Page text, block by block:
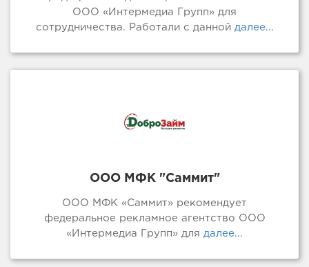
ООО «Интермедиа Групп» для
сотрудничества. Работали с даннойдалее...
ООО МФК "Саммит"
ООО МФК «Саммит» рекомендует
федеральное рекламное агентство ООО
«Интермедиа Групп» для далее...